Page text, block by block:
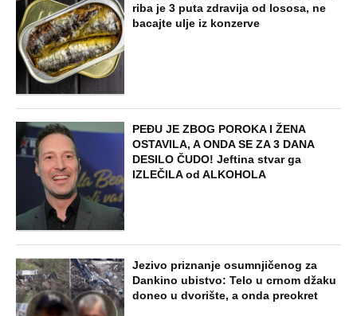
riba je 3 puta zdravija od lososa, ne
bacajte ulje iz konzerve
PEĐU JE ZBOG POROKA I ŽENA
OSTAVILA, A ONDA SE ZA 3 DANA
DESILO ČUDO! Jeftina stvar ga
IZLEČILA od ALKOHOLA
Jezivo priznanje osumnjičenog za
Dankino ubistvo: Telo u crnom džaku
doneo u dvorište, a onda preokret